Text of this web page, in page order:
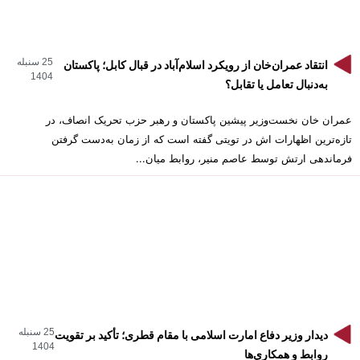
انتقاد عمران‌خان از رویکرد اسلام‌آباد در قبال کابل؛ پاکستان
به‌دنبال تعامل یا تقابل؟
25 سنبله
1404
عمران خان نخست‌وزیر پیشین پاکستان و رهبر حزب تحریک انصاف، در
تازه‌ترین اظهارات اش در تویتی گفته است که از زمان به‌دست گرفتن
فرماندهی ارتش توسط عاصم منیر، روابط میان...
دیدار وزیر دفاع امارت اسلامی با مقام قطری؛ تأکید بر تقویت
روابط و همکاری‌ها
25 سنبله
1404